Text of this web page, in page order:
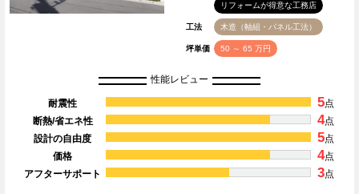
リフォームが得意な工務店
工法 木造（軸組・パネル工法）
坪単価 50 ～ 65 万円
性能レビュー
耐震性 5点
断熱/省エネ性
4点
設計の自由度
5点
価格
4点
アフターサポート
3点